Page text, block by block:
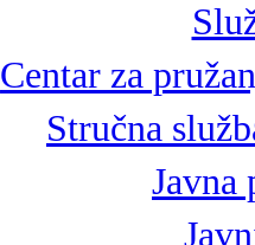
Centar za
Stručna
Javna